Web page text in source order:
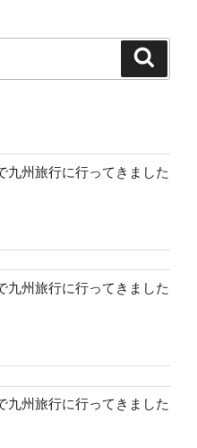
九州旅行に行ってきました
九州旅行に行ってきました
九州旅行に行ってきました